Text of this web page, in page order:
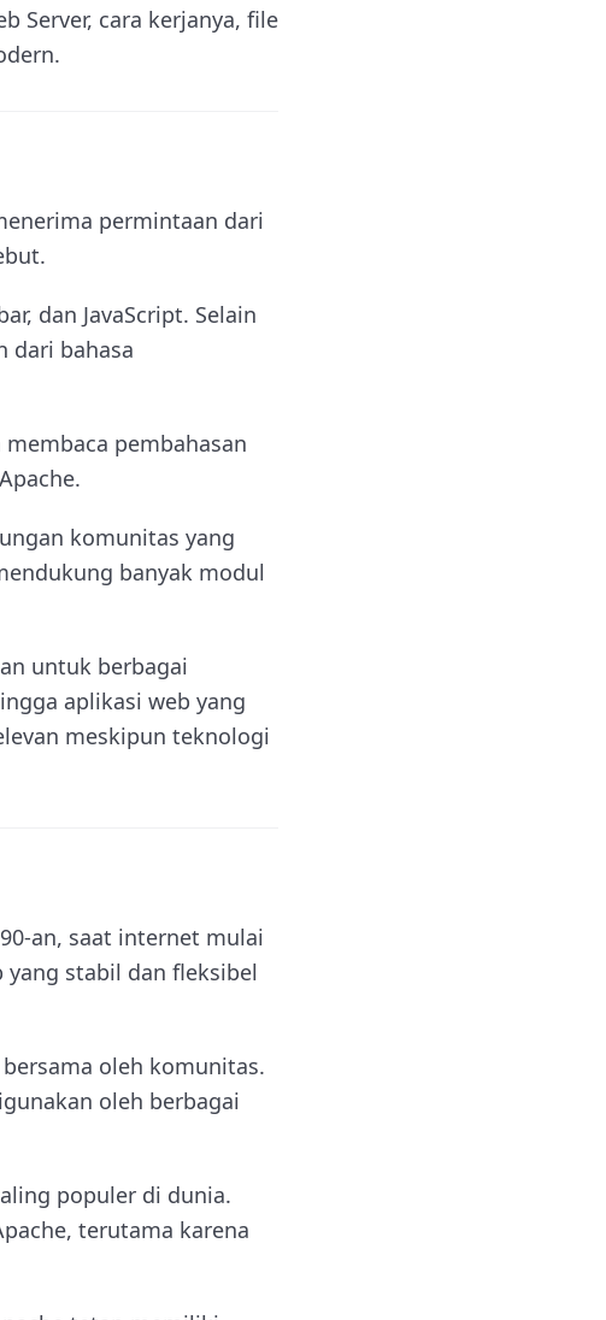
Server, cara kerjanya, file
permintaan dari
dan JavaScript. Selain
dari bahasa
pembahasan
komunitas yang
banyak modul
untuk berbagai
aplikasi web yang
meskipun teknologi
an, saat internet mulai
stabil dan fleksibel
oleh komunitas.
oleh berbagai
populer di dunia.
terutama karena